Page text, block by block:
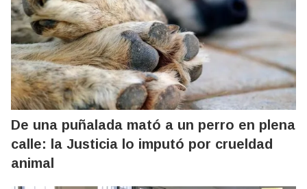
De una puñalada mató a un perro en plena
calle: la Justicia lo imputó por crueldad
animal